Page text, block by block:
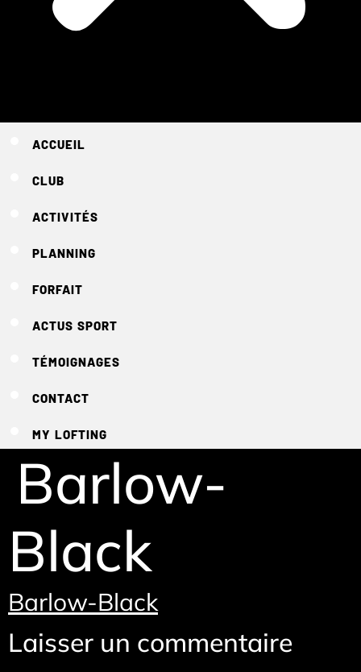
ACCUEIL
CLUB
ACTIVITÉS
PLANNING
FORFAIT
ACTUS SPORT
TÉMOIGNAGES
CONTACT
MY LOFTING
Barlow-
Black
Barlow-Black
Laisser un commentaire